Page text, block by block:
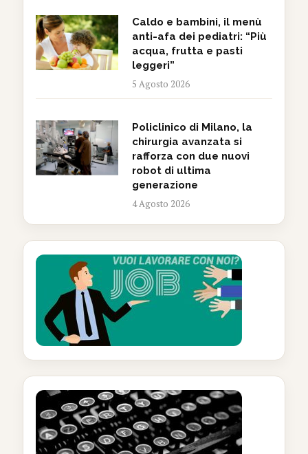
Caldo e bambini, il menù
anti-afa dei pediatri: “Più
acqua, frutta e pasti
leggeri”
5 Agosto 2026
Policlinico di Milano, la
chirurgia avanzata si
rafforza con due nuovi
robot di ultima
generazione
4 Agosto 2026